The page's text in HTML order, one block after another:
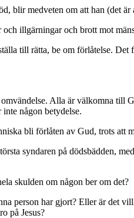
blir medveten om att han (det
illgärningar och brott mot
till rätta, be om förlåtelse.
Alla är välkomna
någon betydelse.
bli förlåten av Gud, trots att
syndaren på dödsbädden,
skulden om någon ber om det?
person har gjort? Eller är det
på Jesus?